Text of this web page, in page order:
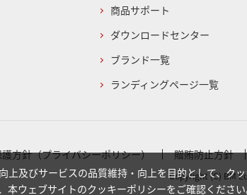
商品サポート
ダウンロードセンター
ブランド一覧
ランディングページ一覧
方針（プライバシーポリシー） 贈賄防止方針
Copyright (C) BM
上及びサービスの品質維持・向上を目的として、
ウェブサイトのクッキーポリシーをご確認ください